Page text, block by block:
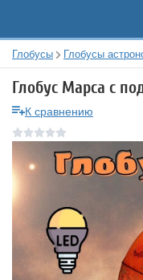
Глобусы Глобусы
Глобус Марса с
К сравнению